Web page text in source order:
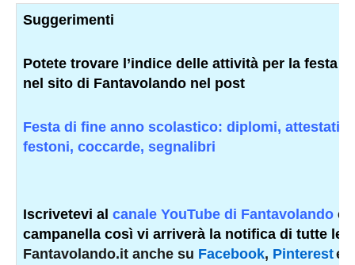
Suggerimenti
Potete trovare l’indice delle attività per la festa
nel sito di Fantavolando nel post
Festa di fine anno scolastico: diplomi, attestati,
festoni, coccarde, segnalibri
Iscrivetevi al canale YouTube di Fantavolando e
campanella così vi arriverà la notifica di tutte le
Fantavolando.it anche su Facebook, Pintereste